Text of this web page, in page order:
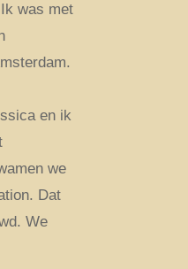
was met
en ik
we
Dat
We